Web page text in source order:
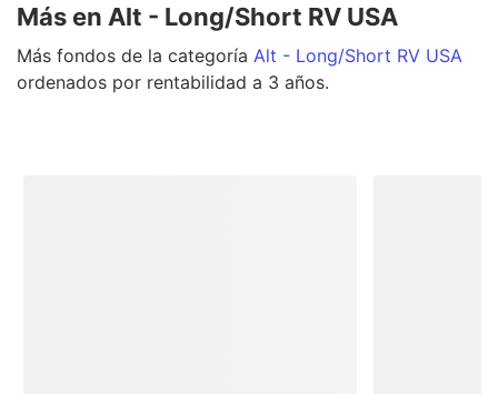
Más en Alt - Long/Short RV USA
Más fondos de la categoría Alt - Long/Short RV USA
ordenados por rentabilidad a 3 años.